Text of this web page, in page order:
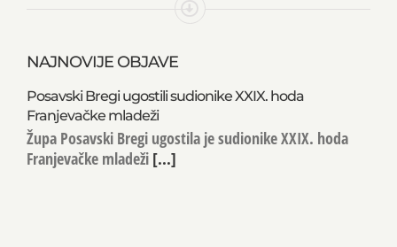
NAJNOVIJE OBJAVE
Posavski Bregi ugostili sudionike XXIX. hoda
Franjevačke mladeži
Župa Posavski Bregi ugostila je sudionike XXIX. hoda
Franjevačke mladeži [...]